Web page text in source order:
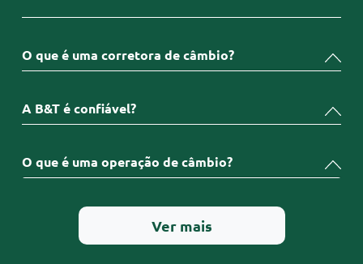
O que é uma corretora de câmbio?
A B&T é confiável?
O que é uma operação de câmbio?
Ver mais